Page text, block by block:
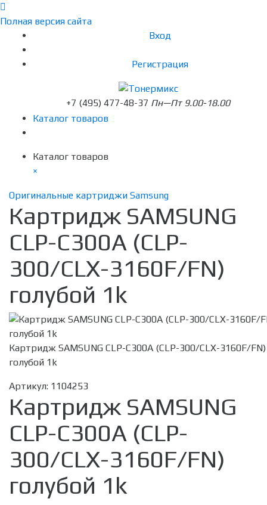
Полная версия сайта
Вход
Регистрация
+7 (495) 477-48-37 Пн—Пт 9.00-18.00
Каталог товаров
Каталог товаров
×
Оригинальные картриджи Samsung
Картридж SAMSUNG
CLP-C300A (CLP-
300/CLX-3160F/FN)
голубой 1k
Картридж SAMSUNG CLP-C300A (CLP-300/CLX-3160F/FN)
голубой 1k
Артикул: 1104253
Картридж SAMSUNG
CLP-C300A (CLP-
300/CLX-3160F/FN)
голубой 1k